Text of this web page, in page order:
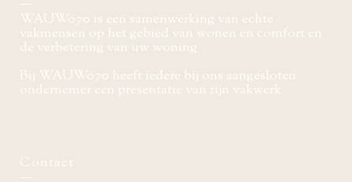
WAUW070 is een samenwerking van echte
vakmensen op het gebied van wonen en comfort en
de verbetering van uw woning
Bij WAUW070 heeft iedere bij ons aangesloten
ondernemer een presentatie van zijn vakwerk
Contact